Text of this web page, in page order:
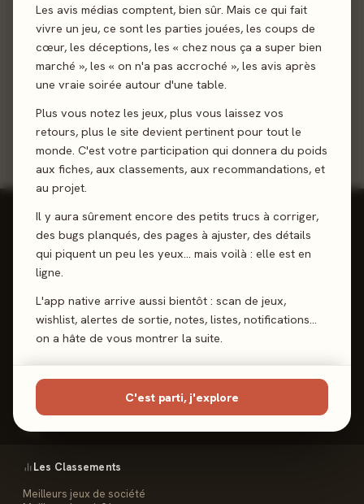
Les avis médias comptent, bien sûr. Mais ce qui fait
vivre un jeu, ce sont les parties jouées, les coups de
cœur, les déceptions, les « chez nous ça a super bien
marché », les « on n'a pas accroché », les avis après
une vraie soirée autour d'une table.
Plus vous notez les jeux, plus vous laissez vos
retours, plus le site devient pertinent pour tout le
monde. C'est votre participation qui donnera du poids
aux fiches, aux classements, aux recommandations, et
au projet.
Il y aura sûrement encore des petits trucs à corriger,
des bugs planqués, des pages à ajuster, des détails
qui piquent un peu les yeux… mais voilà : elle est en
ligne.
L'app native arrive aussi bientôt : scan de jeux,
wishlist, alertes de sortie, notes, listes, notifications…
on a hâte de vous montrer la suite.
C'est parti, j'explore
Reviews, Avis & Tendances
Jeux de Société
Les Meeples
Contact
FAQ
Les Classements
Meilleurs jeux de société